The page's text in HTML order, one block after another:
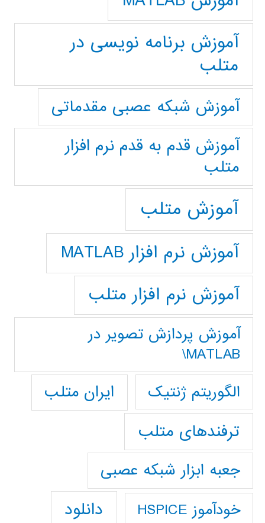
آموزش برنامه نویسی در
متلب
آموزش شبکه عصبی مقدماتی
آموزش قدم به قدم نرم افزار
متلب
آموزش متلب
آموزش نرم افزار MATLAB
آموزش نرم افزار متلب
آموزش پردازش تصوير در
MATLAB\
الگوریتم ژنتیک
ایران متلب
ترفندهای متلب
جعبه ابزار شبکه عصبی
خودآموز HSPICE دانلود